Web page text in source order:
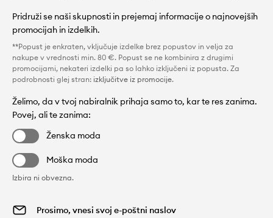
Pridruži se naši skupnosti in prejemaj informacije o najnovejših
promocijah in izdelkih.
**Popust je enkraten, vključuje izdelke brez popustov in velja za
nakupe v vrednosti min. 80 €. Popust se ne kombinira z drugimi
promocijami, nekateri izdelki pa so lahko izključeni iz popusta. Za
podrobnosti glej stran: izključitve iz promocije.
Želimo, da v tvoj nabiralnik prihaja samo to, kar te res zanima.
Povej, ali te zanima:
Ženska moda
Moška moda
Izbira ni obvezna.